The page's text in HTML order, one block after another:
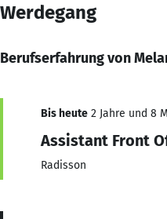
Werdegang
Berufserfahrung von
Bis heute 2 Jahre und 8
Assistant Front
Radisson